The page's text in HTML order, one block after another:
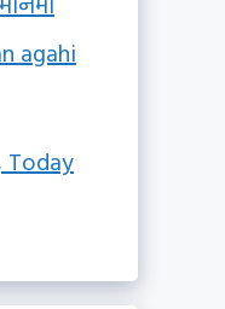
agahi
Today